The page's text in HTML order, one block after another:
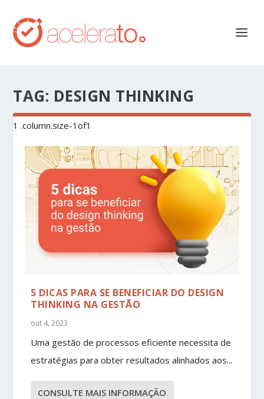
TAG: DESIGN THINKING
5 DICAS PARA SE BENEFICIAR DO DESIGN
THINKING NA GESTÃO
out 4, 2023
Uma gestão de processos eficiente necessita de
estratégias para obter resultados alinhados aos...
CONSULTE MAIS INFORMAÇÃO